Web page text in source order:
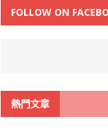
FOLLOW ON
熱門文章